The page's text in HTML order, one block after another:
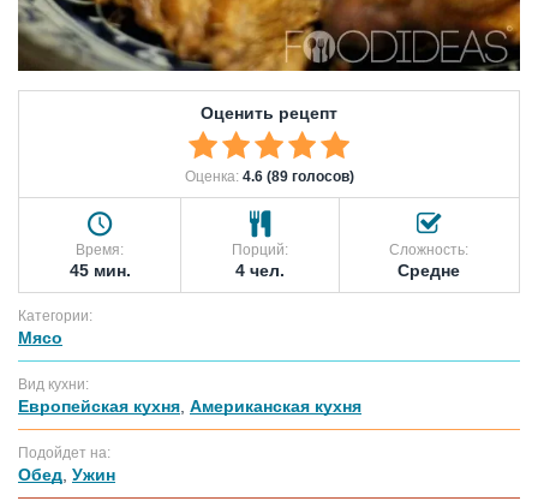
Оценить рецепт
Оценка: 4.6 (89 голосов)
Время:
45 мин.
Порций:
4 чел.
Сложность:
Средне
Категории:
Мясо
Вид кухни:
Европейская кухня Американская кухня
Подойдет на:
Обед Ужин